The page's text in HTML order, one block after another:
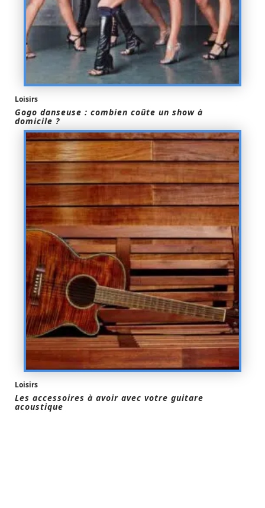
Loisirs
Gogo danseuse : combien coûte un show à
domicile ?
Loisirs
Les accessoires à avoir avec votre guitare
acoustique